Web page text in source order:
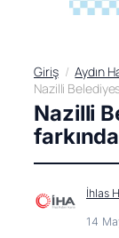
Giriş
Aydın
Nazilli
Nazilli
İhlas
14